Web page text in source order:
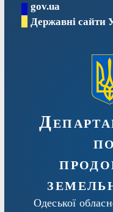
Перейтиgov.ua
Державні сайти
Одеської